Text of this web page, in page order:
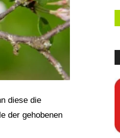
diese die
der gehobenen